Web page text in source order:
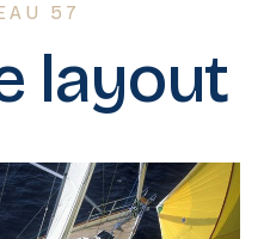
57
layout